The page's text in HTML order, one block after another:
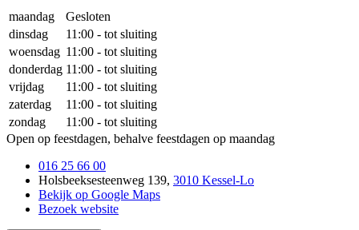
maandag
Gesloten
dinsdag
11:00 - tot sluiting
woensdag 11:00 - tot sluiting
donderdag 11:00 - tot sluiting
vrijdag
11:00 - tot sluiting
zaterdag
11:00 - tot sluiting
zondag
11:00 - tot sluiting
Open op feestdagen, behalve feestdagen op maandag
016 25 66 00
Holsbeeksesteenweg 139, 3010 Kessel-Lo
Bekijk op Google Maps
Bezoek website